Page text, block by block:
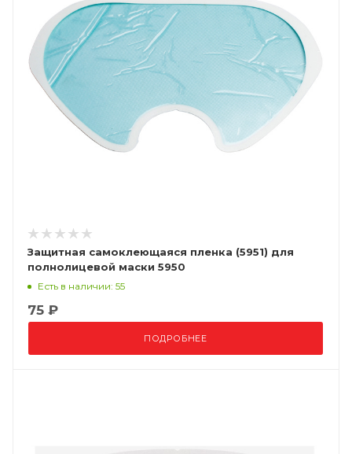
Защитная самоклеющаяся пленка (5951) для
полнолицевой маски 5950
Есть в наличии: 55
75 ₽
ПОДРОБНЕЕ